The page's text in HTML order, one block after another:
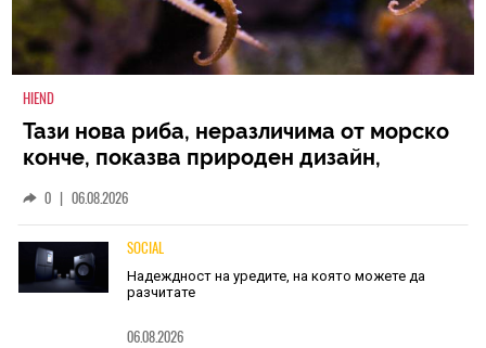
HIEND
Тази нова риба, неразличима от морско
конче, показва природен дизайн,
0 | 06.08.2026
SOCIAL
Надеждност на уредите, на която можете да
разчитате
06.08.2026